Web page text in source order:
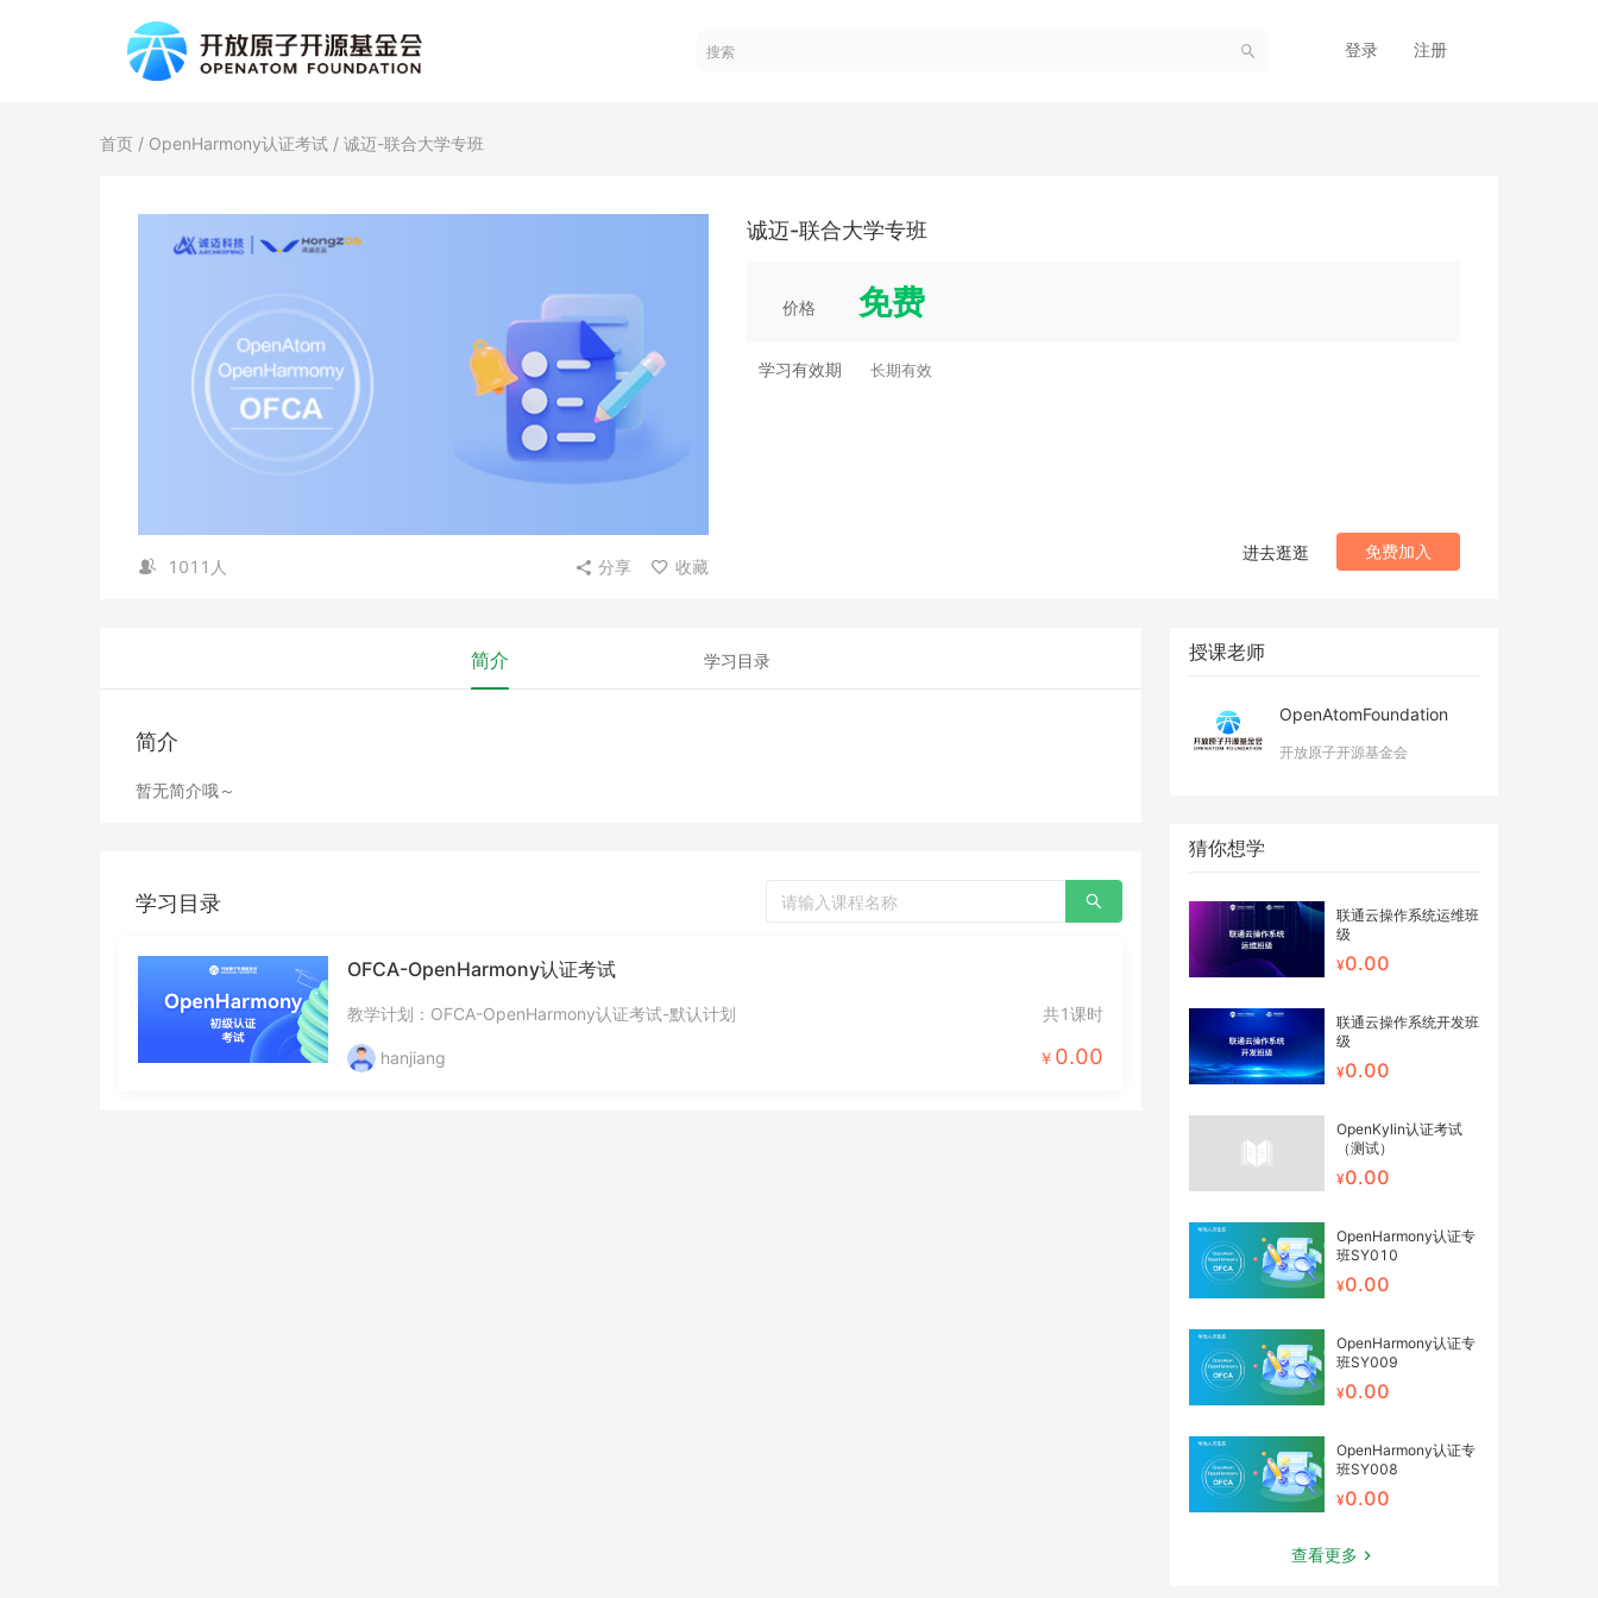
登录 注册
首页 / OpenHarmony认证考试 / 诚迈-联合大学专班
1011人 分享 收藏
诚迈-联合大学专班
价格 免费
学习有效期 长期有效
免费加入
进去逛逛
简介 学习目录
简介
暂无简介哦～
学习目录
OFCA-OpenHarmony认证考试
教学计划：OFCA-OpenHarmony认证考试-默认计划 共1课时
hanjiang 0.00
授课老师
OpenAtomFoundation
开放原子开源基金会
猜你想学
联通云操作系统运维班
级
0.00
联通云操作系统开发班
级
0.00
OpenKylin认证考试
（测试）
0.00
OpenHarmony认证专
班SY010
0.00
OpenHarmony认证专
班SY009
0.00
OpenHarmony认证专
班SY008
0.00
查看更多